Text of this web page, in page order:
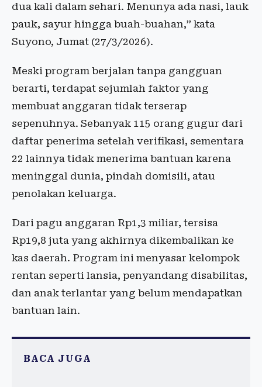
dua kali dalam sehari. Menunya ada nasi, lauk
pauk, sayur hingga buah-buahan,” kata
Suyono, Jumat (27/3/2026).
Meski program berjalan tanpa gangguan
berarti, terdapat sejumlah faktor yang
membuat anggaran tidak terserap
sepenuhnya. Sebanyak 115 orang gugur dari
daftar penerima setelah verifikasi, sementara
22 lainnya tidak menerima bantuan karena
meninggal dunia, pindah domisili, atau
penolakan keluarga.
Dari pagu anggaran Rp1,3 miliar, tersisa
Rp19,8 juta yang akhirnya dikembalikan ke
kas daerah. Program ini menyasar kelompok
rentan seperti lansia, penyandang disabilitas,
dan anak terlantar yang belum mendapatkan
bantuan lain.
BACA JUGA